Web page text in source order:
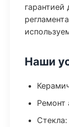
Наши
Ремонт